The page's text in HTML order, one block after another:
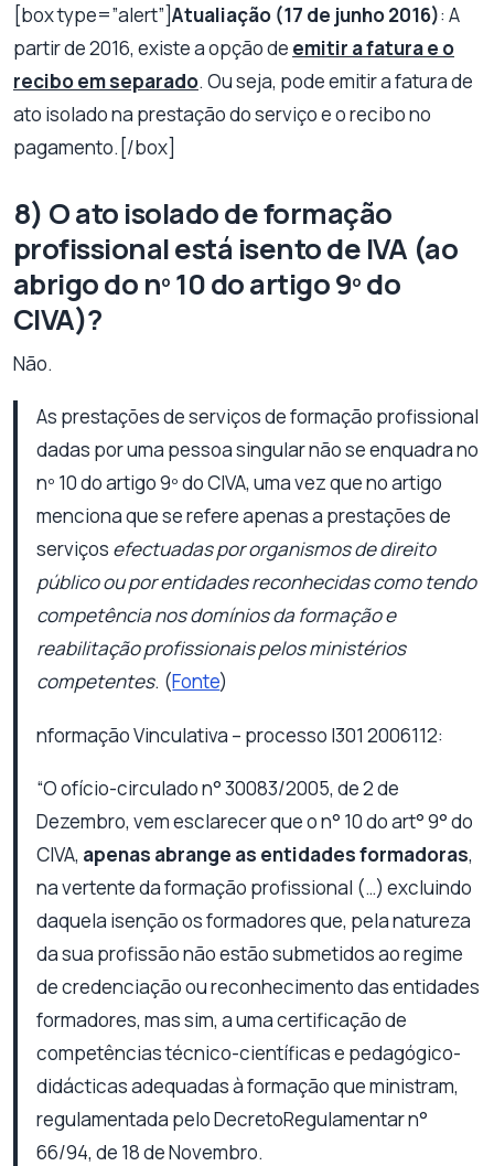
[box type=”alert”]Atualiação (17 de junho 2016): A
partir de 2016, existe a opção de emitir a fatura e o
recibo em separado. Ou seja, pode emitir a fatura de
ato isolado na prestação do serviço e o recibo no
pagamento.[/box]
8) O ato isolado de formação
profissional está isento de IVA (ao
abrigo do nº 10 do artigo 9º do
CIVA)?
Não.
As prestações de serviços de formação profissional
dadas por uma pessoa singular não se enquadra no
nº 10 do artigo 9º do CIVA, uma vez que no artigo
menciona que se refere apenas a prestações de
serviços efectuadas por organismos de direito
público ou por entidades reconhecidas como tendo
competência nos domínios da formação e
reabilitação profissionais pelos ministérios
competentes. (Fonte)
nformação Vinculativa – processo I301 2006112:
“O ofício-circulado n° 30083/2005, de 2 de
Dezembro, vem esclarecer que o n° 10 do art° 9° do
CIVA, apenas abrange as entidades formadoras,
na vertente da formação profissional (…) excluindo
daquela isenção os formadores que, pela natureza
da sua profissão não estão submetidos ao regime
de credenciação ou reconhecimento das entidades
formadores, mas sim, a uma certificação de
competências técnico-científicas e pedagógico-
didácticas adequadas à formação que ministram,
regulamentada pelo DecretoRegulamentar n°
66/94, de 18 de Novembro.